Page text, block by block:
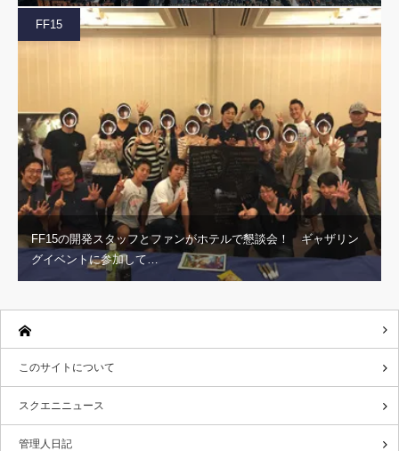
FF15
FF15の開発スタッフとファンがホテルで懇談会！ ギャザリン
グイベントに参加して…
このサイトについて
スクエニニュース
管理人日記